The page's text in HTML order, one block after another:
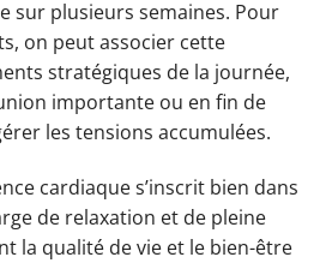
sur plusieurs semaines. Pour
on peut associer cette
stratégiques de la journée,
importante ou en fin de
les tensions accumulées.
cardiaque s’inscrit bien dans
de relaxation et de pleine
la qualité de vie et le bien-être